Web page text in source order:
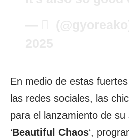
En medio de estas
las redes sociales, las
para el lanzamiento de su
‘Beautiful Chaos‘,